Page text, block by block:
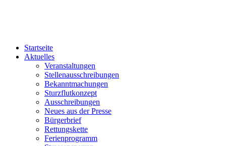
Startseite
Aktuelles
Veranstaltungen
Stellenausschreibungen
Bekanntmachungen
Sturzflutkonzept
Ausschreibungen
Neues aus der Presse
Bürgerbrief
Rettungskette
Ferienprogramm